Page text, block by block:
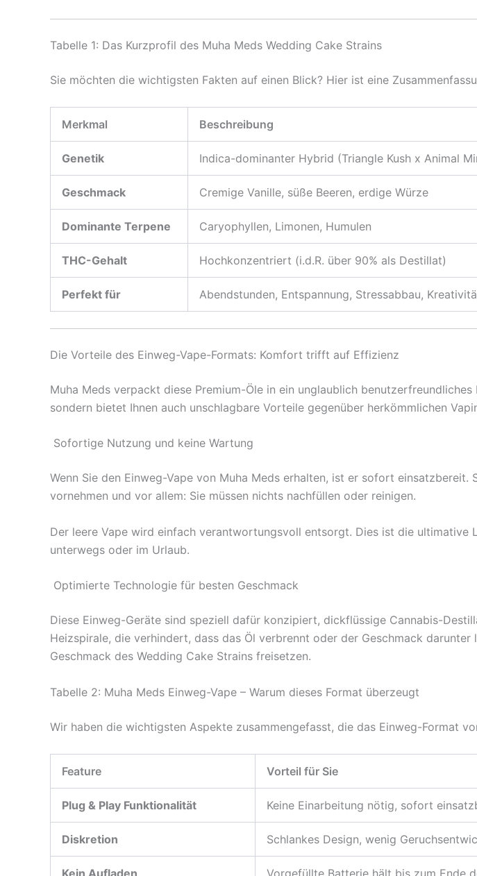
Tabelle 1: Das Kurzprofil des Muha Meds Wedding Cake Strains
Sie möchten die wichtigsten Fakten auf einen Blick? Hier ist eine
Merkmal Beschreibung
Genetik Indica-dominanter Hybrid (Triangle Kush x Animal
Geschmack Cremige Vanille, süße Beeren, erdige Würze
Dominante Terpene Caryophyllen, Limonen, Humulen
THC-Gehalt Hochkonzentriert (i.d.R. über 90% als Destillat)
Perfekt für Abendstunden, Entspannung, Stressabbau,
Die Vorteile des Einweg-Vape-Formats: Komfort trifft auf Effizienz
Muha Meds verpackt diese Premium-Öle in ein unglaublich
sondern bietet Ihnen auch unschlagbare Vorteile gegenüber herkömmlichen
Sofortige Nutzung und keine Wartung
Wenn Sie den Einweg-Vape von Muha Meds erhalten, ist er sofort
vornehmen und vor allem: Sie müssen nichts nachfüllen oder reinigen.
Der leere Vape wird einfach verantwortungsvoll entsorgt. Dies ist die ultimative
unterwegs oder im Urlaub.
Optimierte Technologie für besten Geschmack
Diese Einweg-Geräte sind speziell dafür konzipiert, dickflüssige Cannabis-
Heizspirale, die verhindert, dass das Öl verbrennt oder der Geschmack
Geschmack des Wedding Cake Strains freisetzen.
Tabelle 2: Muha Meds Einweg-Vape – Warum dieses Format überzeugt
Wir haben die wichtigsten Aspekte zusammengefasst, die das Einweg-Format
Feature Vorteil für Sie
Plug & Play Funktionalität Keine Einarbeitung nötig, sofort
Diskretion Schlankes Design, wenig
Kein Aufladen Vorgefüllte Batterie hält bis zum Ende